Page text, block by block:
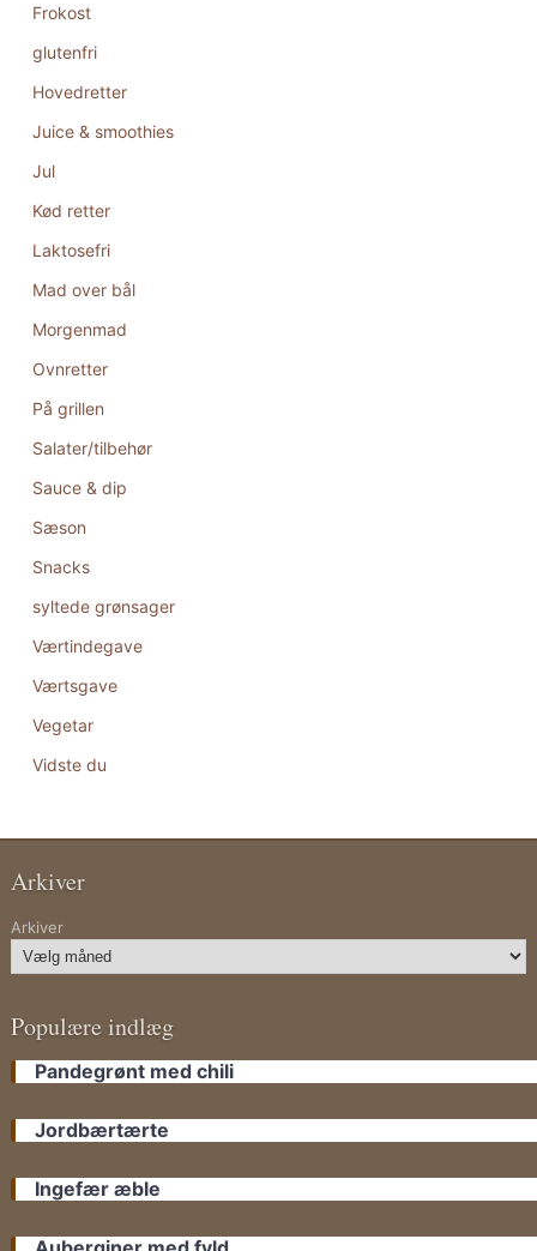
Frokost
glutenfri
Hovedretter
Juice & smoothies
Jul
Kød retter
Laktosefri
Mad over bål
Morgenmad
Ovnretter
På grillen
Salater/tilbehør
Sauce & dip
Sæson
Snacks
syltede grønsager
Værtindegave
Værtsgave
Vegetar
Vidste du
Arkiver
Arkiver
Populære indlæg
Pandegrønt med chili
Jordbærtærte
Ingefær æble